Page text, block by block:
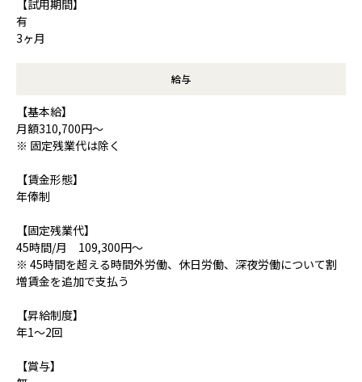
【試用期間】
有
3ヶ月
給与
【基本給】
月額310,700円～
※ 固定残業代は除く
【賃金形態】
年俸制
【固定残業代】
45時間/月 109,300円～
※ 45時間を超える時間外労働、休日労働、深夜労働について割
増賃金を追加で支払う
【昇給制度】
年1～2回
【賞与】